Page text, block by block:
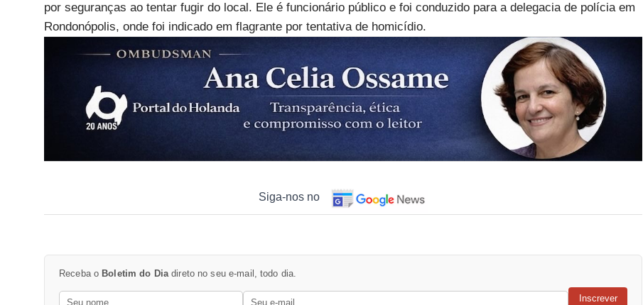
por seguranças ao tentar fugir do local. Ele é funcionário público e foi conduzido para a delegacia de polícia em
Rondonópolis, onde foi indicado em flagrante por tentativa de homicídio.
Siga-nos no
Receba o Boletim do Diadireto no seu e-mail, todo dia.
Inscrever